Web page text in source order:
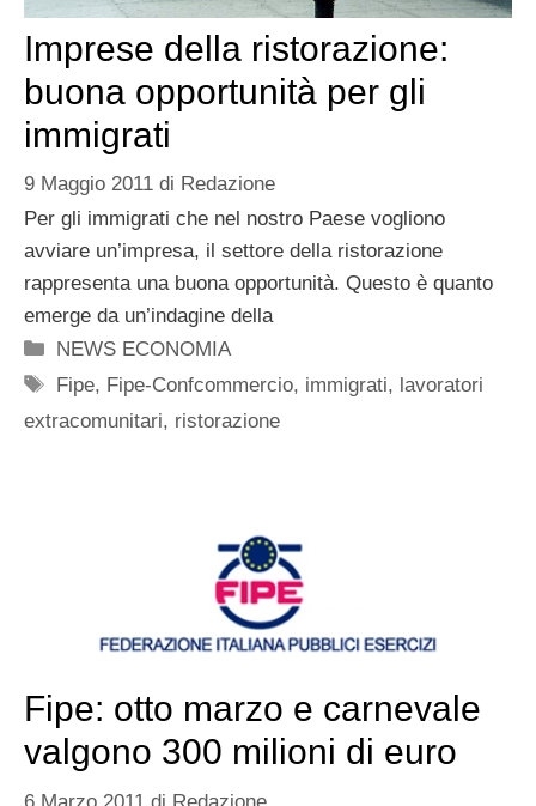
Imprese della ristorazione:
buona opportunità per gli
immigrati
9 Maggio 2011 di Redazione
Per gli immigrati che nel nostro Paese vogliono
avviare un’impresa, il settore della ristorazione
rappresenta una buona opportunità. Questo è quanto
emerge da un’indagine della
Categorie
NEWS ECONOMIA
Tag
Fipe, Fipe-Confcommercio, immigrati, lavoratori
extracomunitari, ristorazione
Fipe: otto marzo e carnevale
valgono 300 milioni di euro